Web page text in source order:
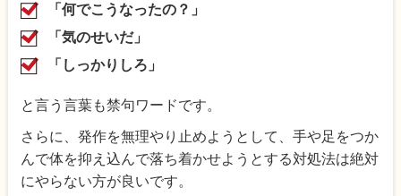
「何でこうなったの？」
「気のせいだ」
「しっかりしろ」
と言う言葉も禁句ワードです。
さらに、発作を無理やり止めようとして、手や足をつか
んで体を抑え込んで落ち着かせようとする対処法は絶対
にやらない方が良いです。